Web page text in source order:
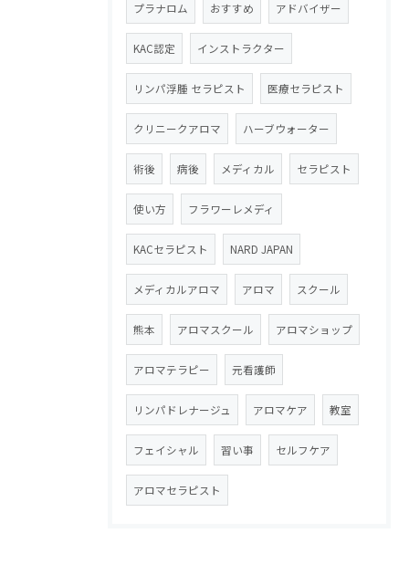
プラナロム おすすめ アドバイザー
KAC認定 インストラクター
リンパ浮腫 セラピスト 医療セラピスト
クリニークアロマ ハーブウォーター
術後 病後 メディカル セラピスト
使い方 フラワーレメディ
KACセラピスト NARD JAPAN
メディカルアロマ アロマ スクール
熊本 アロマスクール アロマショップ
アロマテラピー 元看護師
リンパドレナージュ アロマケア 教室
フェイシャル 習い事 セルフケア
アロマセラピスト